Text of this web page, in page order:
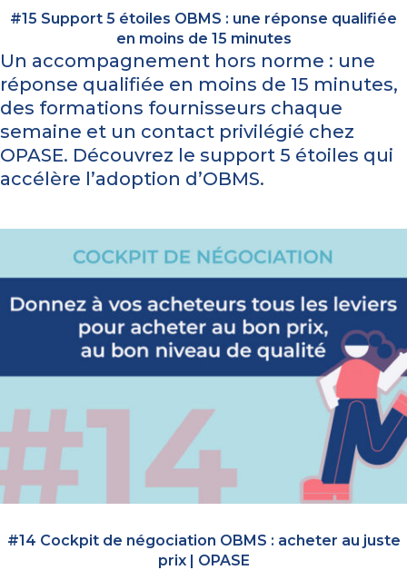
#15 Support 5 étoiles OBMS : une réponse qualifiée
en moins de 15 minutes
Un accompagnement hors norme : une
réponse qualifiée en moins de 15 minutes,
des formations fournisseurs chaque
semaine et un contact privilégié chez
OPASE. Découvrez le support 5 étoiles qui
accélère l’adoption d’OBMS.
#14 Cockpit de négociation OBMS : acheter au juste
prix | OPASE